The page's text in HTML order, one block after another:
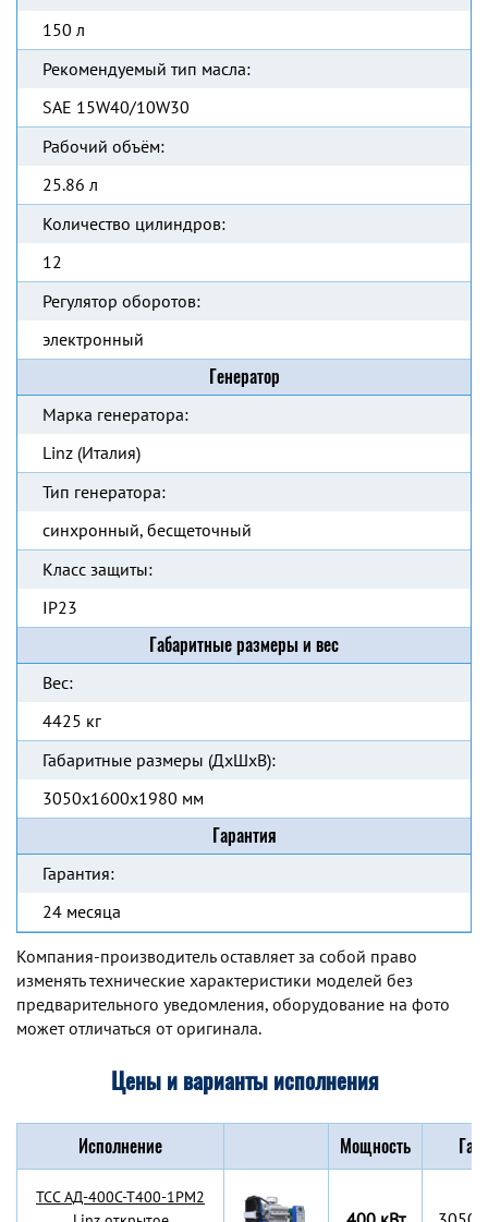
150 л
Рекомендуемый тип масла:
SAE 15W40/10W30
Рабочий объём:
25.86 л
Количество цилиндров:
12
Регулятор оборотов:
электронный
Генератор
Марка генератора:
Linz (Италия)
Тип генератора:
синхронный, бесщеточный
Класс защиты:
IP23
Габаритные размеры и вес
Вес:
4425 кг
Габаритные размеры (ДхШхВ):
3050x1600x1980 мм
Гарантия
Гарантия:
24 месяца
Компания-производитель оставляет за собой право
изменять технические характеристики моделей без
предварительного уведомления, оборудование на фото
может отличаться от оригинала.
Цены и варианты исполнения
Исполнение Мощность
TCC АД-400С-Т400-1РМ2